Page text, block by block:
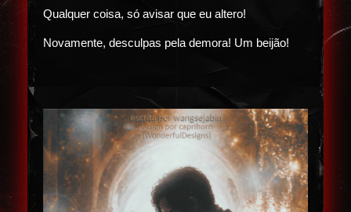
Qualquer coisa, só avisar que eu altero!
Novamente, desculpas pela demora! Um beijão!